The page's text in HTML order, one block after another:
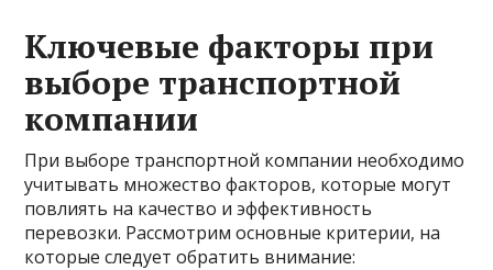
Ключевые факторы при
выборе транспортной
компании
При выборе транспортной компании необходимо
учитывать множество факторов, которые могут
повлиять на качество и эффективность
перевозки. Рассмотрим основные критерии, на
которые следует обратить внимание: